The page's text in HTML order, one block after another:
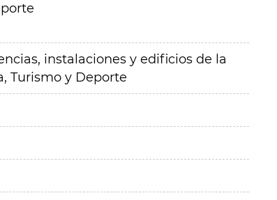
instalaciones y edificios de la
Turismo y Deporte